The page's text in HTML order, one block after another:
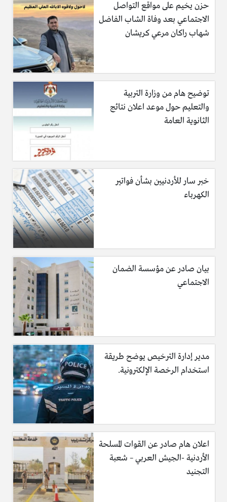
حزن يخيم على مواقع التواصل
الاجتماعي بعد وفاة الشاب الفاضل
شهاب راكان مرعي كريشان
توضيح هام من وزارة التربية
والتعليم حول موعد اعلان نتائج
الثانوية العامة
خبر سار للأردنيين بشأن فواتير
الكهرباء
بيان صادر عن مؤسسة الضمان
الاجتماعي
مدير إدارة الترخيص يوضح طريقة
استخدام الرخصة الإلكترونية.
اعلان هام صادر عن القوات المسلحة
الأردنية -الجيش العربي – شعبة
التجنيد